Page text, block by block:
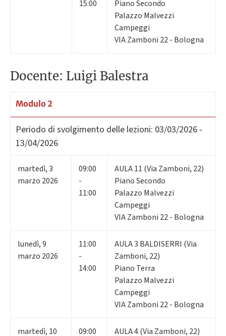
15:00
Piano Secondo
Palazzo Malvezzi
Campeggi
VIA Zamboni 22 - Bologna
Docente: Luigi Balestra
Modulo 2
Periodo di svolgimento delle lezioni: 03/03/2026 -
13/04/2026
martedì,3
marzo 2026
09:00
-
11:00
AULA 11 (Via Zamboni, 22)
Piano Secondo
Palazzo Malvezzi
Campeggi
VIA Zamboni 22 - Bologna
lunedì,9
marzo 2026
11:00
-
14:00
AULA 3 BALDISERRI (Via
Zamboni, 22)
Piano Terra
Palazzo Malvezzi
Campeggi
VIA Zamboni 22 - Bologna
martedì, 10 09:00 AULA 4 (Via Zamboni, 22)